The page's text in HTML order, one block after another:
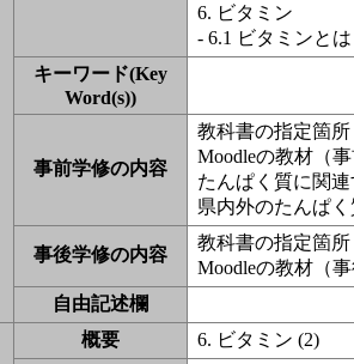
6. ビタミン
- 6.1 ビタミンとは
キーワード(Key
Word(s))
事前学修の内容
教科書の指定箇
Moodleの教材（
たんぱく質に関
県内外のたんぱ
事後学修の内容
教科書の指定箇
Moodleの教材（
自由記述欄
概要 6. ビタミン (2)